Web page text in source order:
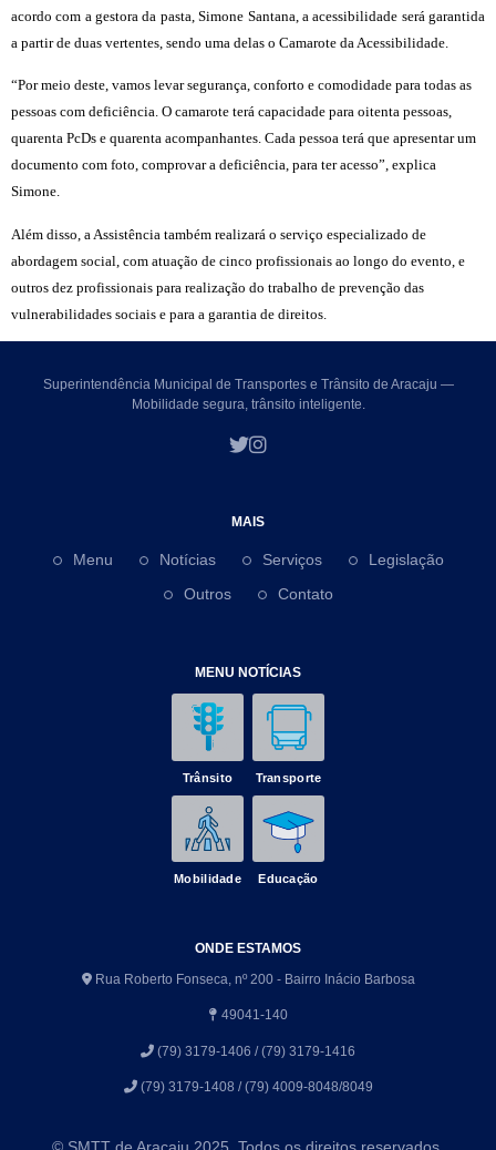
acordo com a gestora da pasta, Simone Santana, a acessibilidade será garantida
a partir de duas vertentes, sendo uma delas o Camarote da Acessibilidade.
“Por meio deste, vamos levar segurança, conforto e comodidade para todas as
pessoas com deficiência. O camarote terá capacidade para oitenta pessoas,
quarenta PcDs e quarenta acompanhantes. Cada pessoa terá que apresentar um
documento com foto, comprovar a deficiência, para ter acesso”, explica
Simone.
Além disso, a Assistência também realizará o serviço especializado de
abordagem social, com atuação de cinco profissionais ao longo do evento, e
outros dez profissionais para realização do trabalho de prevenção das
vulnerabilidades sociais e para a garantia de direitos.
Superintendência Municipal de Transportes e Trânsito de Aracaju —
Mobilidade segura, trânsito inteligente.
MAIS
Menu Notícias Serviços
Legislação
Outros
Contato
MENU NOTÍCIAS
Trânsito Transporte
Mobilidade Educação
ONDE ESTAMOS
Rua Roberto Fonseca, nº 200 - Bairro Inácio Barbosa
49041-140
(79) 3179-1406 / (79) 3179-1416
(79) 3179-1408 / (79) 4009-8048/8049
© SMTT de Aracaju 2025. Todos os direitos reservados.